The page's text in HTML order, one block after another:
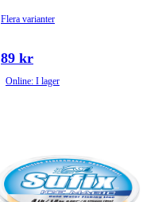
Flera varianter
89 kr
Online: I lager